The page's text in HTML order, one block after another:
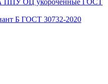
ППУ ОЦ укороченные ГОСТ
Б ГОСТ 30732-2020